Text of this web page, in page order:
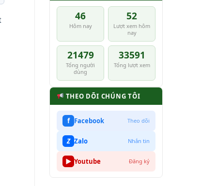
46
Hôm nay
52
Lượt xem hôm
nay
21479
Tổng người
dùng
33591
Tổng lượt xem
THEO DÕI CHÚNG TÔI
f Facebook Theo dõi
Z Zalo Nhắn tin
▶ Youtube Đăng ký